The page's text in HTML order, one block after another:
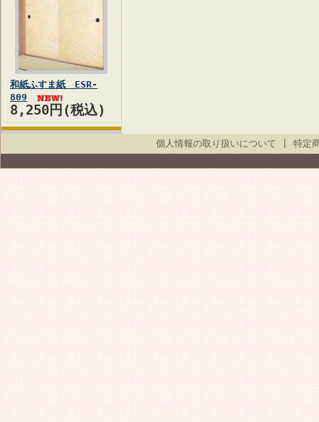
和紙ふすま紙 ESR-
809
8,250円(税込)
個人情報の取り扱いについて 特定